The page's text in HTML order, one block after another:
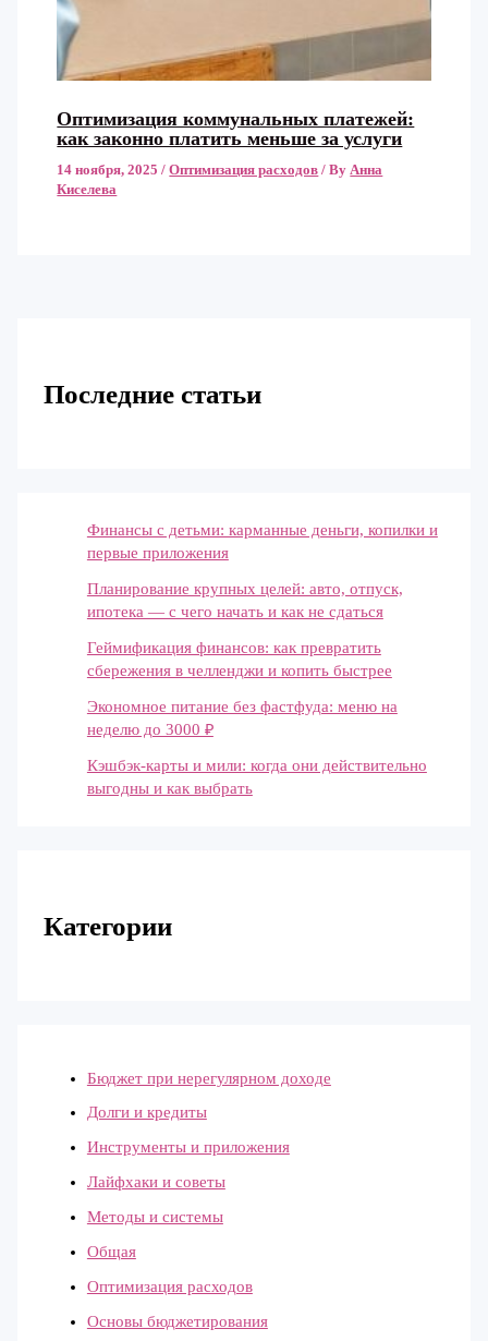
Оптимизация коммунальных платежей:
как законно платить меньше за услуги
14 ноября, 2025/Оптимизация расходов / By Анна
Киселева
Последние статьи
Финансы с детьми: карманные деньги, копилки и
первые приложения
Планирование крупных целей: авто, отпуск,
ипотека — с чего начать и как не сдаться
Геймификация финансов: как превратить
сбережения в челленджи и копить быстрее
Экономное питание без фастфуда: меню на
неделю до 3000 ₽
Кэшбэк-карты и мили: когда они действительно
выгодны и как выбрать
Категории
Бюджет при нерегулярном доходе
Долги и кредиты
Инструменты и приложения
Лайфхаки и советы
Методы и системы
Общая
Оптимизация расходов
Основы бюджетирования